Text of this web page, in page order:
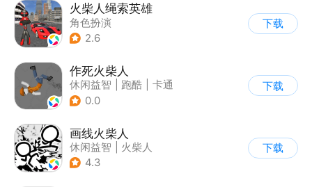
火柴人绳索英雄
角色扮演
| 第三人称射击
2.6
下载
作死火柴人
休闲益智 跑酷
卡通
| 62游戏
0.0
下载
画线火柴人
休闲益智
火柴人
| DIY
4.3
下载